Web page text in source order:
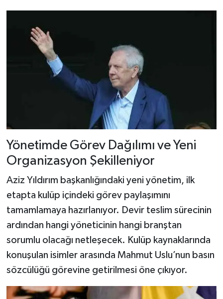
Yönetimde Görev Dağılımı ve Yeni
Organizasyon Şekilleniyor
Aziz Yıldırım başkanlığındaki yeni yönetim, ilk
etapta kulüp içindeki görev paylaşımını
tamamlamaya hazırlanıyor. Devir teslim sürecinin
ardından hangi yöneticinin hangi branştan
sorumlu olacağı netleşecek. Kulüp kaynaklarında
konuşulan isimler arasında Mahmut Uslu’nun basın
sözcülüğü görevine getirilmesi öne çıkıyor.